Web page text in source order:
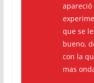
que se
bueno,
con la
mas